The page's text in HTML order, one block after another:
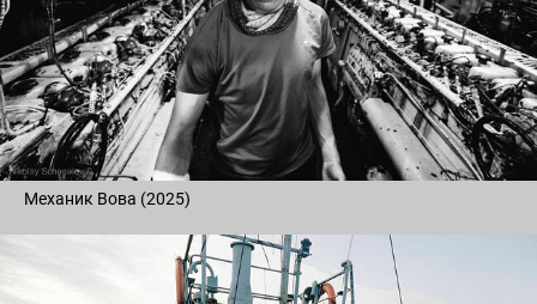
Механик Вова (2025)